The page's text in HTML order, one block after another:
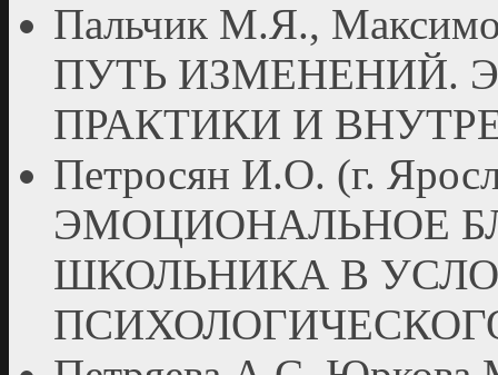
Пальчик М.Я.,
ПУТЬ ИЗМЕНЕНИЙ.
ПРАКТИКИ И
Петросян И.О. (г.
ЭМОЦИОНАЛЬНОЕ
ШКОЛЬНИКА В